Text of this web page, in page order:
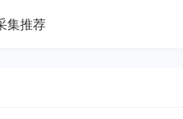
集推荐